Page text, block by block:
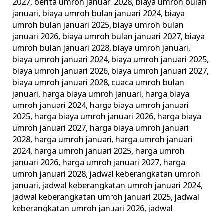
2027, berita umroh januari 2028, biaya umroh bulan
januari, biaya umroh bulan januari 2024, biaya
umroh bulan januari 2025, biaya umroh bulan
januari 2026, biaya umroh bulan januari 2027, biaya
umroh bulan januari 2028, biaya umroh januari,
biaya umroh januari 2024, biaya umroh januari 2025,
biaya umroh januari 2026, biaya umroh januari 2027,
biaya umroh januari 2028, cuaca umroh bulan
januari, harga biaya umroh januari, harga biaya
umroh januari 2024, harga biaya umroh januari
2025, harga biaya umroh januari 2026, harga biaya
umroh januari 2027, harga biaya umroh januari
2028, harga umroh januari, harga umroh januari
2024, harga umroh januari 2025, harga umroh
januari 2026, harga umroh januari 2027, harga
umroh januari 2028, jadwal keberangkatan umroh
januari, jadwal keberangkatan umroh januari 2024,
jadwal keberangkatan umroh januari 2025, jadwal
keberangkatan umroh januari 2026, jadwal